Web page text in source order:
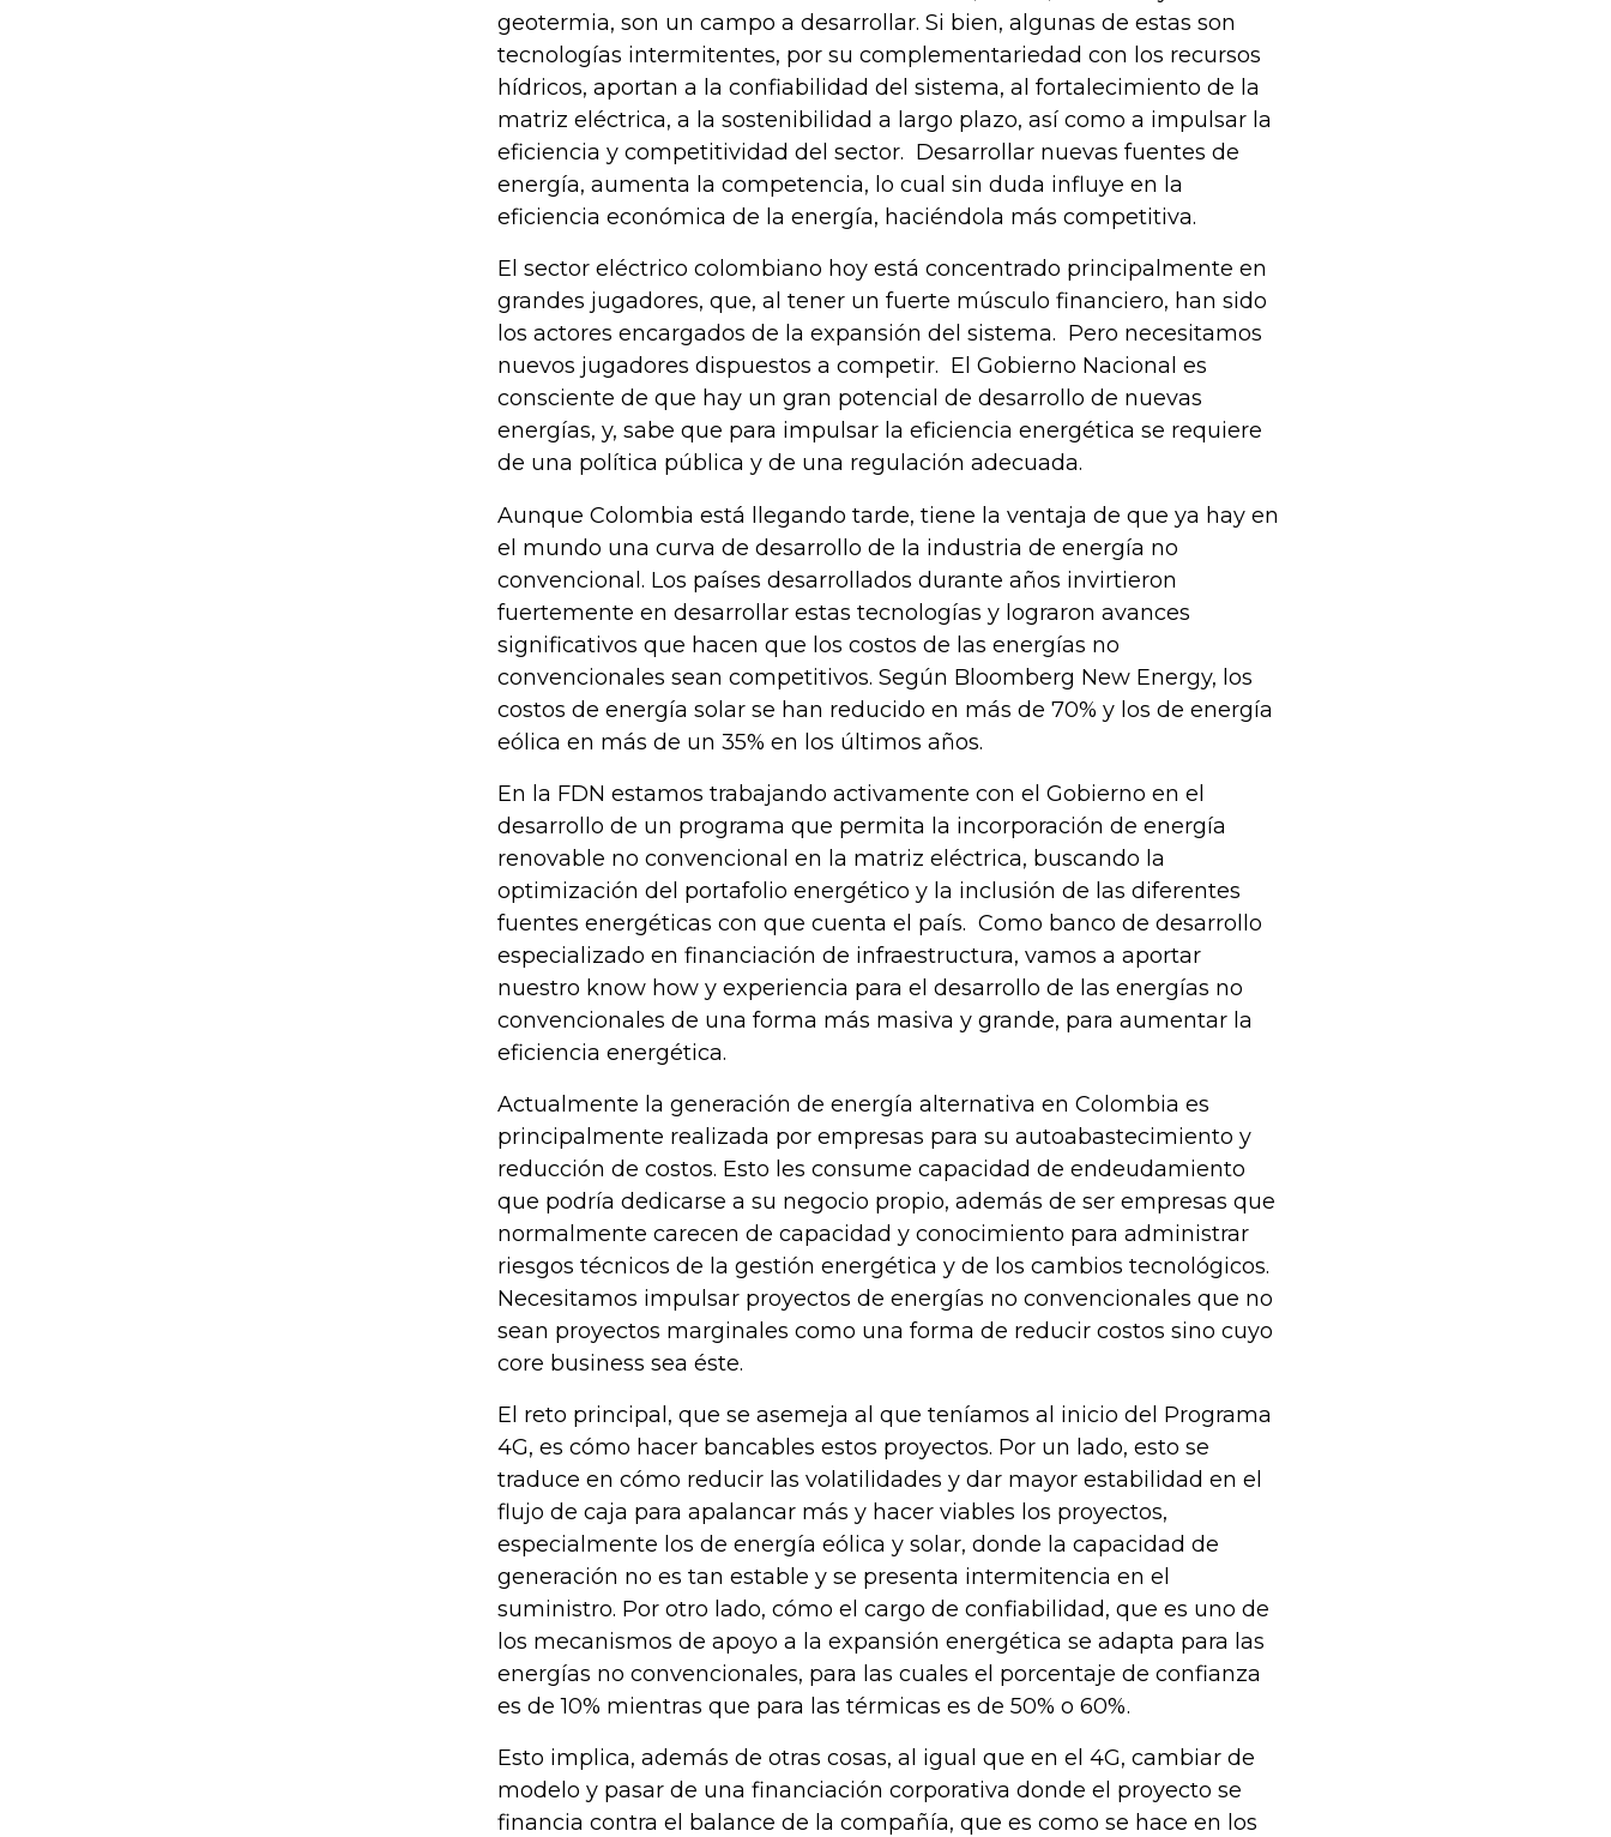
geotermia, son un campo a desarrollar. Si bien, algunas de estas son
tecnologías intermitentes, por su complementariedad con los recursos
hídricos, aportan a la confiabilidad del sistema, al fortalecimiento de la
matriz eléctrica, a la sostenibilidad a largo plazo, así como a impulsar la
eficiencia y competitividad del sector. Desarrollar nuevas fuentes de
energía, aumenta la competencia, lo cual sin duda influye en la
eficiencia económica de la energía, haciéndola más competitiva.
El sector eléctrico colombiano hoy está concentrado principalmente en
grandes jugadores, que, al tener un fuerte músculo financiero, han sido
los actores encargados de la expansión del sistema. Pero necesitamos
nuevos jugadores dispuestos a competir. El Gobierno Nacional es
consciente de que hay un gran potencial de desarrollo de nuevas
energías, y, sabe que para impulsar la eficiencia energética se requiere
de una política pública y de una regulación adecuada.
Aunque Colombia está llegando tarde, tiene la ventaja de que ya hay en
el mundo una curva de desarrollo de la industria de energía no
convencional. Los países desarrollados durante años invirtieron
fuertemente en desarrollar estas tecnologías y lograron avances
significativos que hacen que los costos de las energías no
convencionales sean competitivos. Según Bloomberg New Energy, los
costos de energía solar se han reducido en más de 70% y los de energía
eólica en más de un 35% en los últimos años.
En la FDN estamos trabajando activamente con el Gobierno en el
desarrollo de un programa que permita la incorporación de energía
renovable no convencional en la matriz eléctrica, buscando la
optimización del portafolio energético y la inclusión de las diferentes
fuentes energéticas con que cuenta el país. Como banco de desarrollo
especializado en financiación de infraestructura, vamos a aportar
nuestro know how y experiencia para el desarrollo de las energías no
convencionales de una forma más masiva y grande, para aumentar la
eficiencia energética.
Actualmente la generación de energía alternativa en Colombia es
principalmente realizada por empresas para su autoabastecimiento y
reducción de costos. Esto les consume capacidad de endeudamiento
que podría dedicarse a su negocio propio, además de ser empresas que
normalmente carecen de capacidad y conocimiento para administrar
riesgos técnicos de la gestión energética y de los cambios tecnológicos.
Necesitamos impulsar proyectos de energías no convencionales que no
sean proyectos marginales como una forma de reducir costos sino cuyo
core business sea éste.
El reto principal, que se asemeja al que teníamos al inicio del Programa
4G, es cómo hacer bancables estos proyectos. Por un lado, esto se
traduce en cómo reducir las volatilidades y dar mayor estabilidad en el
flujo de caja para apalancar más y hacer viables los proyectos,
especialmente los de energía eólica y solar, donde la capacidad de
generación no es tan estable y se presenta intermitencia en el
suministro. Por otro lado, cómo el cargo de confiabilidad, que es uno de
los mecanismos de apoyo a la expansión energética se adapta para las
energías no convencionales, para las cuales el porcentaje de confianza
es de 10% mientras que para las térmicas es de 50% o 60%.
Esto implica, además de otras cosas, al igual que en el 4G, cambiar de
modelo y pasar de una financiación corporativa donde el proyecto se
financia contra el balance de la compañía, que es como se hace en los